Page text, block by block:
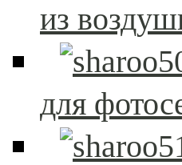
из
для